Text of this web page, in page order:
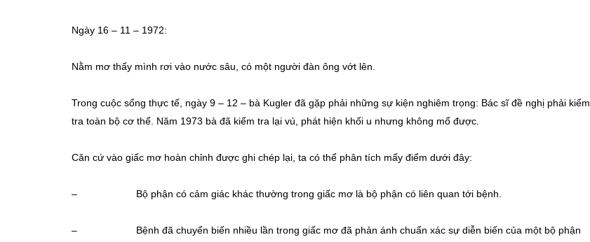
Ngày 16 – 11 – 1972:
Nằm mơ thấy mình rơi vào nước sâu, có một người đàn ông vớt lên.
Trong cuộc sống thực tế, ngày 9 – 12 – bà Kugler đã gặp phải những sự kiện nghiêm trọng: Bác sĩ đề nghị phải kiểm
tra toàn bộ cơ thể. Năm 1973 bà đã kiểm tra lại vú, phát hiện khối u nhưng không mổ được.
Căn cứ vào giấc mơ hoàn chỉnh được ghi chép lại, ta có thể phân tích mấy điểm dưới đây:
– Bộ phận có cảm giác khác thường trong giấc mơ là bộ phận có liên quan tới bệnh.
– Bệnh đã chuyển biến nhiều lần trong giấc mơ đã phản ánh chuẩn xác sự diễn biến của một bộ phận